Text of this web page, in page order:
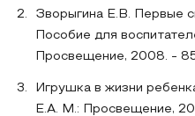
Зворыгина Е.В. Первые
Пособие для
Просвещение, 2008. -
Игрушка в жизни
Е.А. М.: Просвещение,